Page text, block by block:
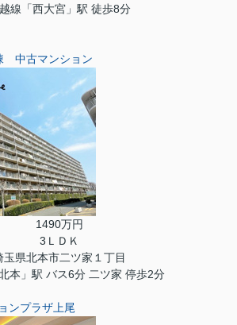
線「西大宮」駅 徒歩8分
中古マンション
1490万円
3ＬＤＫ
玉県北本市二ツ家１丁目
本」駅 バス6分 二ツ家 停歩2分
ンプラザ上尾